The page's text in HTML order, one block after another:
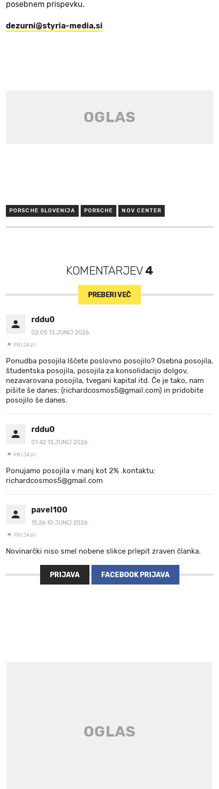
posebnem prispevku.
dezurni@styria-media.si
PORSCHE SLOVENIJA PORSCHE NOV CENTER
KOMENTARJEV4
PREBERI VEČ
rddu0
02:05 13.JUNIJ 2026.
PRIJAVI
Ponudba posojila Iščete poslovno posojilo? Osebna posojila,
študentska posojila, posojila za konsolidacijo dolgov,
nezavarovana posojila, tvegani kapital itd. Če je tako, nam
pišite še danes: (richardcosmos5@gmail.com) in pridobite
posojilo še danes.
rddu0
01:42 13.JUNIJ 2026.
PRIJAVI
Ponujamo posojila v manj kot 2% .kontaktu:
richardcosmos5@gmail.com
pavel100
15:26 10.JUNIJ 2026.
PRIJAVI
Novinarčki niso smel nobene slikce prlepit zraven članka.
PRIJAVA FACEBOOK PRIJAVA